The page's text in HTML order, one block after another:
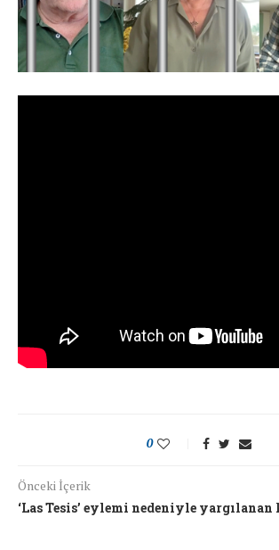
0
Önceki İçerik
‘Las Tesis’ eylemi nedeniyle